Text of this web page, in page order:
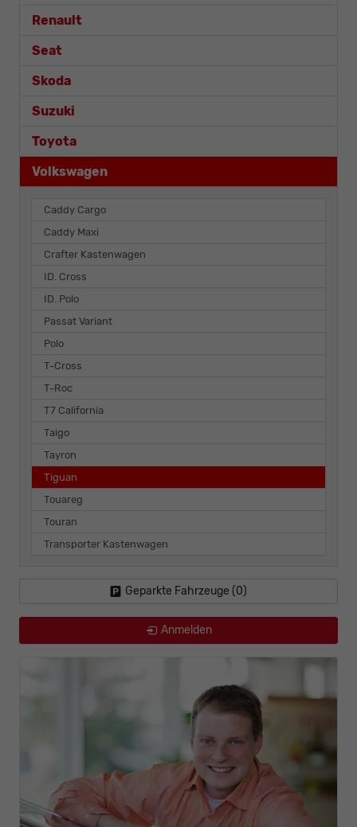
Renault
Seat
Skoda
Suzuki
Toyota
Volkswagen
Caddy Cargo
Caddy Maxi
Crafter Kastenwagen
ID. Cross
ID. Polo
Passat Variant
Polo
T-Cross
T-Roc
T7 California
Taigo
Tayron
Tiguan
Touareg
Touran
Transporter Kastenwagen
Geparkte Fahrzeuge (0)
Anmelden